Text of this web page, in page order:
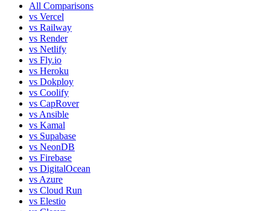
All Comparisons
vs Vercel
vs Railway
vs Render
vs Netlify
vs Fly.io
vs Heroku
vs Dokploy
vs Coolify
vs CapRover
vs Ansible
vs Kamal
vs Supabase
vs NeonDB
vs Firebase
vs DigitalOcean
vs Azure
vs Cloud Run
vs Elestio